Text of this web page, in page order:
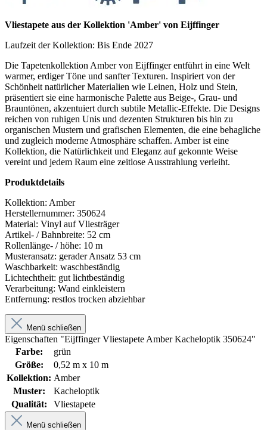
Vliestapete aus der Kollektion 'Amber' von Eijffinger
Laufzeit der Kollektion: Bis Ende 2027
Die Tapetenkollektion Amber von Eijffinger entführt in eine Welt
warmer, erdiger Töne und sanfter Texturen. Inspiriert von der
Schönheit natürlicher Materialien wie Leinen, Holz und Stein,
präsentiert sie eine harmonische Palette aus Beige-, Grau- und
Brauntönen, akzentuiert durch subtile Metallic-Effekte. Die Designs
reichen von ruhigen Unis und dezenten Strukturen bis hin zu
organischen Mustern und grafischen Elementen, die eine behagliche
und zugleich moderne Atmosphäre schaffen. Amber ist eine
Kollektion, die Natürlichkeit und Eleganz auf gekonnte Weise
vereint und jedem Raum eine zeitlose Ausstrahlung verleiht.
Produktdetails
Kollektion: Amber
Herstellernummer: 350624
Material: Vinyl auf Vliesträger
Artikel- / Bahnbreite: 52 cm
Rollenlänge- / höhe: 10 m
Musteransatz: gerader Ansatz 53 cm
Waschbarkeit: waschbeständig
Lichtechtheit: gut lichtbeständig
Verarbeitung: Wand einkleistern
Entfernung: restlos trocken abziehbar
Menü schließen
Eigenschaften "Eijffinger Vliestapete Amber Kacheloptik 350624"
Farbe:
grün
Größe:
0,52 m x 10 m
Kollektion: Amber
Muster:
Kacheloptik
Qualität:
Vliestapete
Menü schließen